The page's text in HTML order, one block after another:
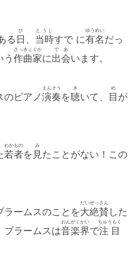
る 日
ひ
、 当時
とうじ
すで に有名
ゆうめい
だっ
作曲家
さっきょくか
に出会
であ
います。
のピアノ演奏
えんそう
を聴
き
いて、 目
め
が
若者
わかもの
を 見
み
たことがない！この
ラームスのことを大絶賛
だいぜっさん
した
ブラームスは音楽界
おんがくかい
で注目
ちゅうもく